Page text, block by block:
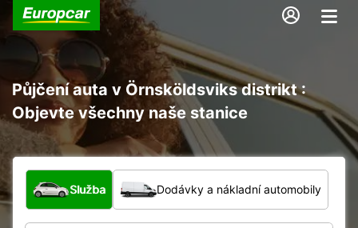
Půjčení auta v Örnsköldsviks distrikt :
Objevte všechny naše stanice
Jaký typ vozidla?
Služba Dodávky a nákladní automobily